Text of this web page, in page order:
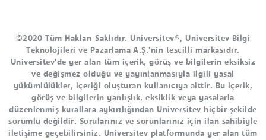
©2020 Tüm Hakları Saklıdır. Universitev®, Universitev Bilgi
Teknolojileri ve Pazarlama A.Ş.'nin tescilli markasıdır.
Universitev'de yer alan tüm içerik, görüş ve bilgilerin eksiksiz
ve değişmez olduğu ve yayınlanmasıyla ilgili yasal
yükümlülükler, içeriği oluşturan kullanıcıya aittir. Bu içerik,
görüş ve bilgilerin yanlışlık, eksiklik veya yasalarla
düzenlenmiş kurallara aykırılığından Universitev hiçbir şekilde
sorumlu değildir. Sorularınız ve sorunlarınız için ilan sahibiyle
iletişime geçebilirsiniz. Universitev platformunda yer alan tüm